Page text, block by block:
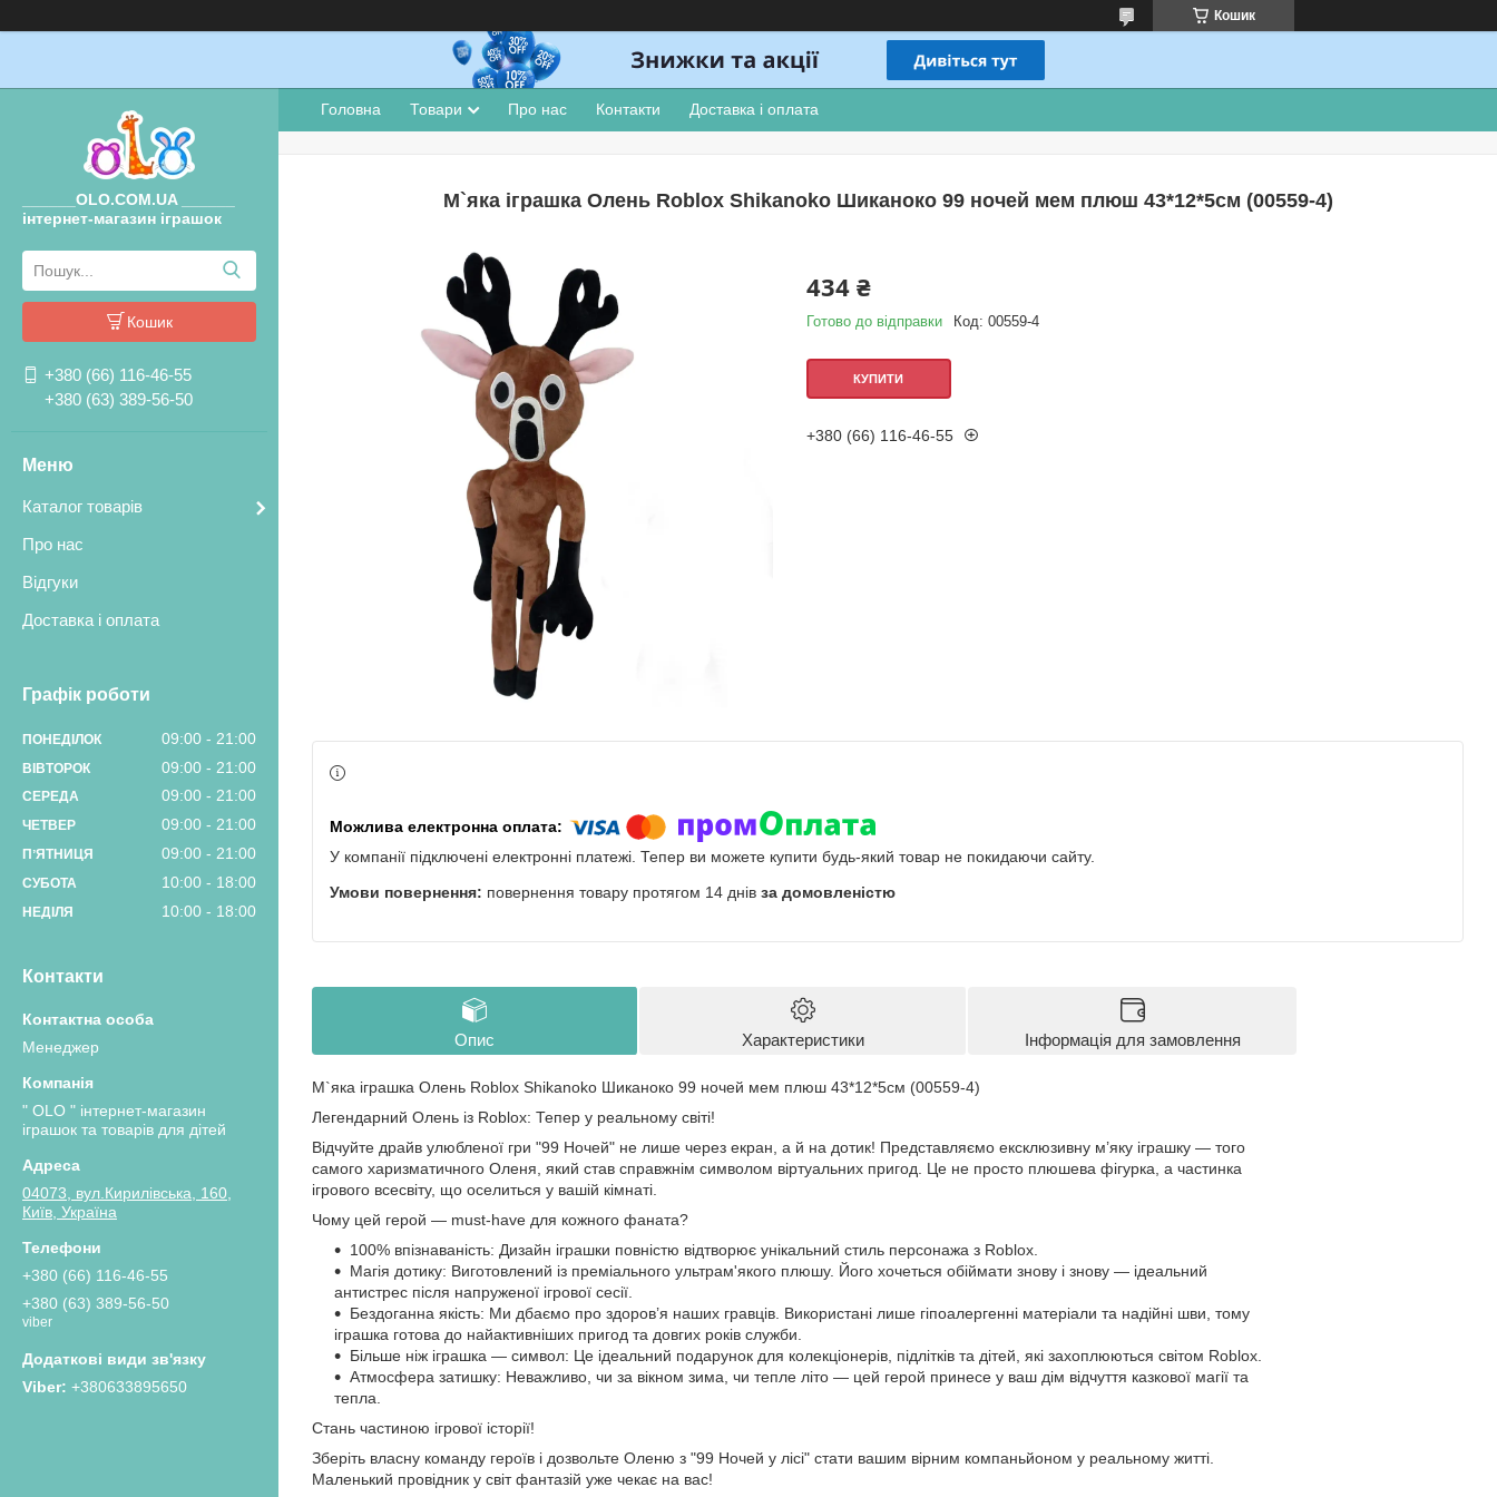
Кошик
______OLO.COM.UA ______
інтернет-магазин іграшок
Кошик
+380 (66) 116-46-55
+380 (63) 389-56-50
Каталог товарів
Про нас
Відгуки
Доставка і оплата
Графік роботи
ПОНЕДІЛОК 09:00 21:00
ВІВТОРОК 09:00 21:00
СЕРЕДА 09:00 21:00
ЧЕТВЕР 09:00 21:00
ПʼЯТНИЦЯ 09:00 21:00
СУБОТА 10:00 18:00
НЕДІЛЯ 10:00 18:00
Контакти
Менеджер
" OLO " інтернет-магазин
іграшок та товарів для дітей
04073, вул.Кирилівська, 160,
Київ, Україна
+380 (66) 116-46-55
+380 (63) 389-56-50
viber
+380633895650
Головна Товари Про нас Контакти Доставка і оплата
М`яка іграшка Олень Roblox Shikanoko Шиканоко 99 ночей мем плюш 43*12*5см (00559-4)
434 ₴
Готово до відправки Код: 00559-4
КУПИТИ
+380 (66) 116-46-55
У компанії підключені електронні платежі. Тепер ви можете купити будь-який товар не покидаючи сайту.
повернення товару протягом 14 днів за домовленістю
Опис Характеристики Інформація для замовлення
М`яка іграшка Олень Roblox Shikanoko Шиканоко 99 ночей мем плюш 43*12*5см (00559-4)
Легендарний Олень із Roblox: Тепер у реальному світі!
Відчуйте драйв улюбленої гри "99 Ночей" не лише через екран, а й на дотик! Представляємо ексклюзивну м’яку іграшку — того
самого харизматичного Оленя, який став справжнім символом віртуальних пригод. Це не просто плюшева фігурка, а частинка
ігрового всесвіту, що оселиться у вашій кімнаті.
Чому цей герой — must-have для кожного фаната?
100% впізнаваність: Дизайн іграшки повністю відтворює унікальний стиль персонажа з Roblox.
Магія дотику: Виготовлений із преміального ультрам'якого плюшу. Його хочеться обіймати знову і знову — ідеальний
антистрес після напруженої ігрової сесії.
Бездоганна якість: Ми дбаємо про здоров’я наших гравців. Використані лише гіпоалергенні матеріали та надійні шви, тому
іграшка готова до найактивніших пригод та довгих років служби.
Більше ніж іграшка — символ: Це ідеальний подарунок для колекціонерів, підлітків та дітей, які захоплюються світом Roblox.
Атмосфера затишку: Неважливо, чи за вікном зима, чи тепле літо — цей герой принесе у ваш дім відчуття казкової магії та
тепла.
Стань частиною ігрової історії!
Зберіть власну команду героїв і дозвольте Оленю з "99 Ночей у лісі" стати вашим вірним компаньйоном у реальному житті.
Маленький провідник у світ фантазій уже чекає на вас!